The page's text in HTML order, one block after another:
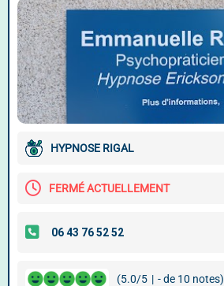
HYPNOSE RIGAL
FERMÉ ACTUELLEMENT
(5.0/5 | - de 10 notes)